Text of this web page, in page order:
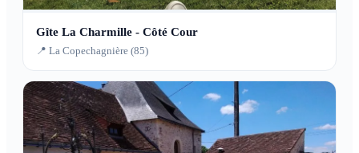
Gîte La Charmille - Côté Cour
📍 La Copechagnière (85)